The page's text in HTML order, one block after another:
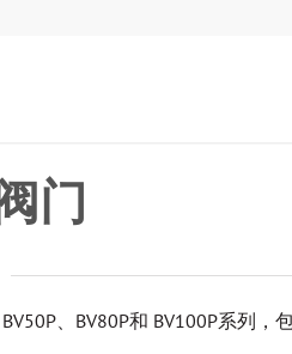
门
、BV80P和 BV100P系列，